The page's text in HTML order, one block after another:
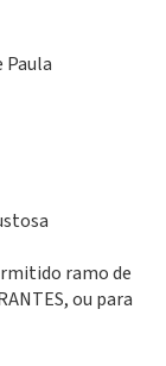
Paula
ramo de
ou para